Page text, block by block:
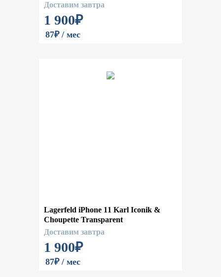
Доставим завтра
1 900₽
87₽ / мес
Lagerfeld iPhone 11 Karl Iconik &
Choupette Transparent
Доставим завтра
1 900₽
87₽ / мес